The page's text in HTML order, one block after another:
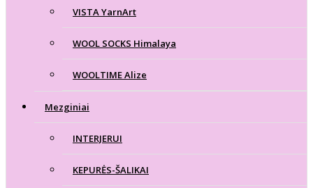
VISTA YarnArt
WOOL SOCKS Himalaya
WOOLTIME Alize
Mezginiai
INTERJERUI
KEPURĖS-ŠALIKAI